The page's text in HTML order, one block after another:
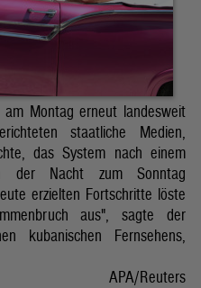
Montag erneut landesweit
staatliche Medien,
das System nach einem
der Nacht zum Sonntag
erzielten Fortschritte löste
aus", sagte der
kubanischen Fernsehens,
APA/Reuters